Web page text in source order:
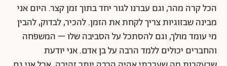
הכל קרה מהר, וגם עברנו לגור יחד בתוך זמן קצר. היום אני
מבינה שבזוגיות צריך לקחת את הזמן. להכיר, לבדוק, להבין
מי עומד מולך, וגם להסתכל על הסביבה שלו – המשפחה
והחברים יכולים ללמד הרבה על בן אדם. אני יודעת